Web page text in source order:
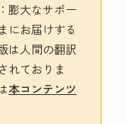
：膨大なサポー
にお届けする
は人間の翻訳
れておりま
本コンテンツ